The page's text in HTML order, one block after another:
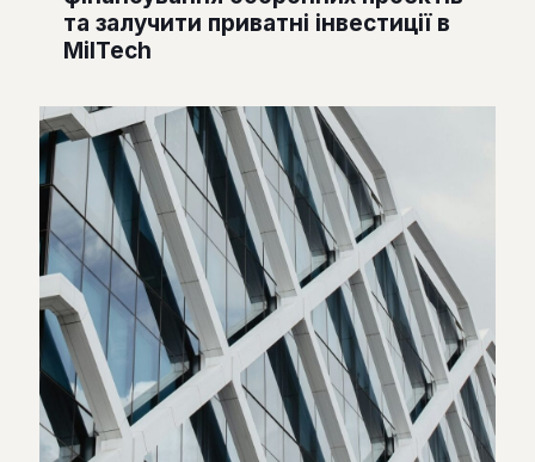
та залучити приватні інвестиції в
MilTech